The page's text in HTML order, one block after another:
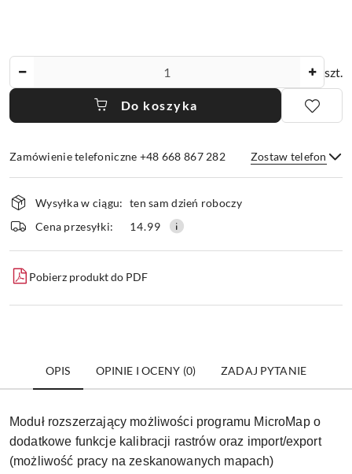
szt.
Do koszyka
Zamówienie telefoniczne +48 668 867 282 Zostaw telefon
Wyślij
Dostępność
i
dostawa
Wysyłka w ciągu: ten sam dzień roboczy
Cena przesyłki:
14.99
Pobierz produkt do PDF
OPIS OPINIE I OCENY (0) ZADAJ PYTANIE
Moduł rozszerzający możliwości programu MicroMap o
dodatkowe funkcje kalibracji rastrów oraz import/export
(możliwość pracy na zeskanowanych mapach)